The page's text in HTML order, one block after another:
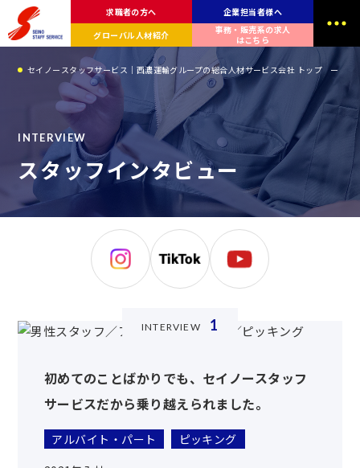
求職者の方へ
企業担当者様へ
グローバル人材紹介
事務・販売系の求人
はこちら
I NTERVIEW
スタッフインタビュー
セイノースタッフサービス｜西濃運輸グループの総合人材サービス会社 トップ
INTERVIEW 1
初めてのことばかりでも、セイノースタッフ
サービスだから乗り越えられました。
アルバイト・パート
ピッキング